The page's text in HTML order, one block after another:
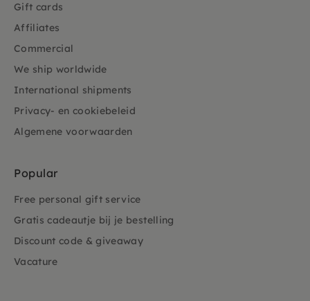
Gift cards
Affiliates
Commercial
We ship worldwide
International shipments
Privacy- en cookiebeleid
Algemene voorwaarden
Popular
Free personal gift service
Gratis cadeautje bij je bestelling
Discount code & giveaway
Vacature